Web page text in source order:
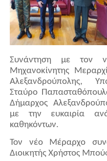
Συνάντηση με τον
Μηχανοκίνητης
Αλεξανδρούπολης,
Σταύρο
Δήμαρχος
με την ευκαιρία
καθηκόντων.
Τον νέο Μέραρχο
Διοικητής Χρήστος